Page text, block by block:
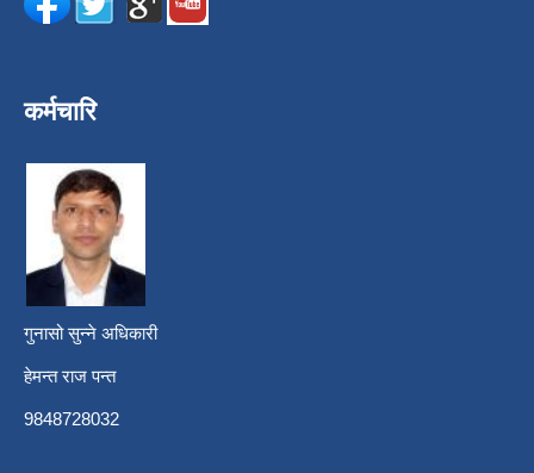
कर्मचारि
गुनासो सुन्ने अधिकारी
हेमन्त राज पन्त
9848728032